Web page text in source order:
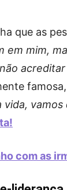
que as
em mim,
vamos
com as